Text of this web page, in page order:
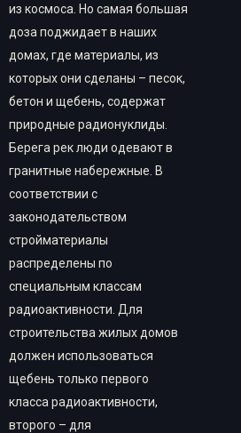
из космоса. Но самая большая
доза поджидает в наших
домах, где материалы, из
которых они сделаны – песок,
бетон и щебень, содержат
природные радионуклиды.
Берега рек люди одевают в
гранитные набережные. В
соответствии с
законодательством
стройматериалы
распределены по
специальным классам
радиоактивности. Для
строительства жилых домов
должен использоваться
щебень только первого
класса радиоактивности,
второго – для